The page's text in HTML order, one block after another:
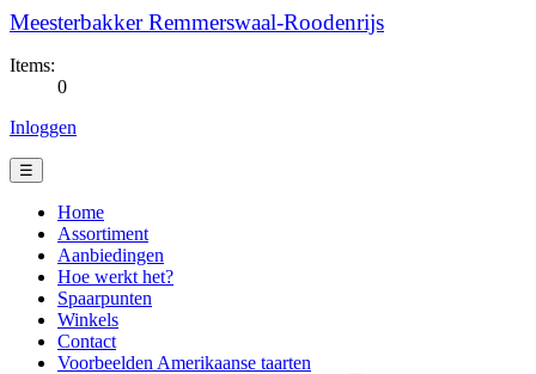
Meesterbakker Remmerswaal-Roodenrijs
Items:
0
Inloggen
☰
Home
Assortiment
Aanbiedingen
Hoe werkt het?
Spaarpunten
Winkels
Contact
Voorbeelden Amerikaanse taarten